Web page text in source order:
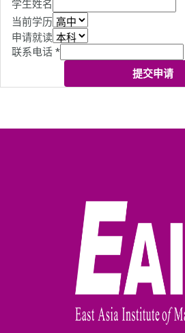
学生姓名
当前学历
申请就读
联系电话 *
提交申请